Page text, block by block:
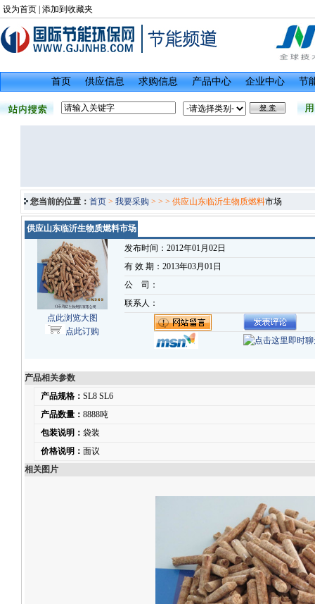
设为首页 添加到收藏夹
首页 供应信息 求购信息 产品中心 企业中心 节
您当前的位置： 首页 > 我要采购 > > > 供应山东临沂生物质燃料市场
供应山东临沂生物质燃料市场
点此浏览大图
点此订购
发布时间：2012年01月02日
有 效 期：2013年03月01日
公 司：
联系人：
产品相关参数
产品规格： SL8 SL6
产品数量： 8888吨
包装说明： 袋装
价格说明： 面议
相关图片